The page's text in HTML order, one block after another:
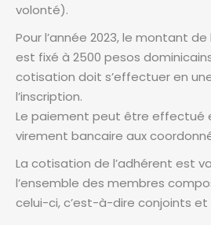
volonté).
Pour l’année 2023, le montant
est fixé à 2500 pesos
cotisation doit s’effectuer en
l’inscription.
Le paiement peut être effectué
virement bancaire aux
La cotisation de l’adhérent est
l’ensemble des membres
celui-ci, c’est-à-dire conjoints